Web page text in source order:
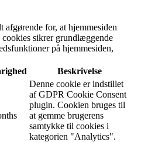
afgørende for, at hjemmesiden
sikrer grundlæggende
på hjemmesiden,
Beskrivelse
Denne cookie er indstillet
af GDPR Cookie Consent
plugin. Cookien bruges til
at gemme brugerens
samtykke til cookies i
kategorien "Analytics".